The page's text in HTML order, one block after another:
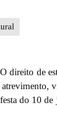
direito de
do 10 de